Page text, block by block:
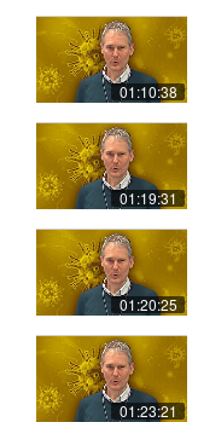
01:10:38
01:19:31
01:20:25
01:23:21